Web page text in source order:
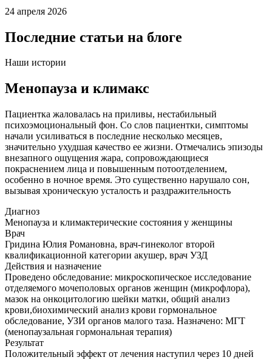
24 апреля 2026
Последние статьи на блоге
Наши истории
Менопауза и климакс
Пациентка жаловалась на приливы, нестабильный
психоэмоциональный фон. Со слов пациентки, симптомы
начали усиливаться в последние несколько месяцев,
значительно ухудшая качество ее жизни. Отмечались эпизоды
внезапного ощущения жара, сопровождающиеся
покраснением лица и повышенным потоотделением,
особенно в ночное время. Это существенно нарушало сон,
вызывая хроническую усталость и раздражительность
Диагноз
Менопауза и климактерические состояния у женщины
Врач
Гридина Юлия Романовна, врач-гинеколог второй
квалификационной категории акушер, врач УЗД
Действия и назначение
Проведено обследование: микроскопическое исследование
отделяемого мочеполовых органов женщин (микрофлора),
мазок на онкоцитологию шейки матки, общий анализ
крови,биохимический анализ крови гормональное
обследование, УЗИ органов малого таза. Назначено: МГТ
(менопаузальная гормональная терапия)
Результат
Положительный эффект от лечения наступил через 10 дней